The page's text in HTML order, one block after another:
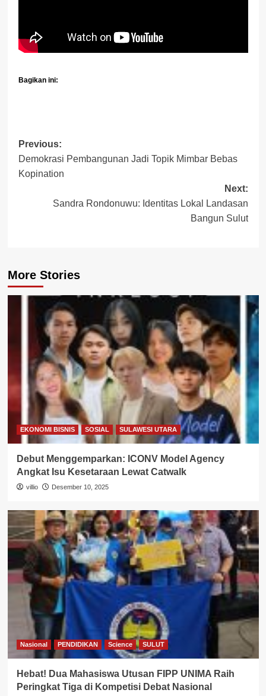
Bagikan ini:
Post
navigation
Previous:
Demokrasi Pembangunan Jadi Topik Mimbar Bebas
Kopination
Next:
Sandra Rondonuwu: Identitas Lokal Landasan
Bangun Sulut
More Stories
EKONOMI BISNIS SOSIAL SULAWESI UTARA
Debut Menggemparkan: ICONV Model Agency
Angkat Isu Kesetaraan Lewat Catwalk
villio Desember 10, 2025
Nasional PENDIDIKAN Science SULUT
Hebat! Dua Mahasiswa Utusan FIPP UNIMA Raih
Peringkat Tiga di Kompetisi Debat Nasional